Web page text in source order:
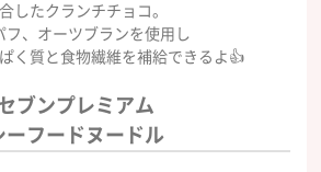
したクランチチョコ。
フ、オーツブランを使用し
く質と食物繊維を補給できるよ👍
ブンプレミアム
ーフードヌードル